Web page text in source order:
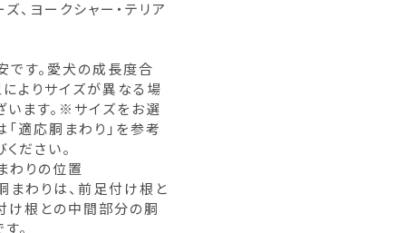
、ヨークシャー・テリア
です。愛犬の成長度合
によりサイズが異なる場
います。※サイズをお選
「適応胴まわり」を参考
ださい。
わりの位置
わりは、前足付け根と
け根との中間部分の胴
。